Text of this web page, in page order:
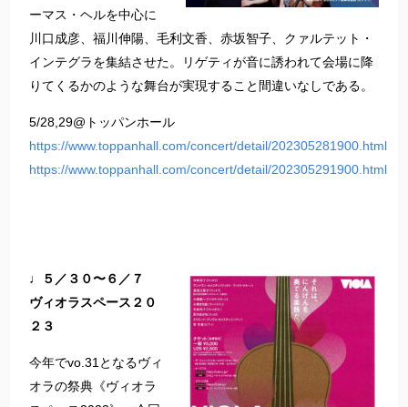
ーマス・ヘルを中心に
川口成彦、福川伸陽、毛利文香、赤坂智子、クァルテット・
インテグラを集結させた。リゲティが音に誘われて会場に降
りてくるかのような舞台が実現すること間違いなしである。
5/28,29@トッパンホール
https://www.toppanhall.com/concert/detail/202305281900.html
https://www.toppanhall.com/concert/detail/202305291900.html
♩５／３０〜６／７
ヴィオラスペース２０
２３
今年でvo.31となるヴィ
オラの祭典《ヴィオラ